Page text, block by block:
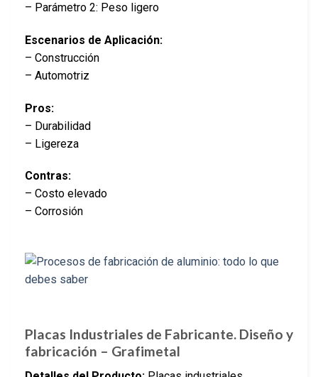
– Parámetro 2: Peso ligero
Escenarios de Aplicación:
– Construcción
– Automotriz
Pros:
– Durabilidad
– Ligereza
Contras:
– Costo elevado
– Corrosión
Placas Industriales de Fabricante. Diseño y
fabricación – Grafimetal